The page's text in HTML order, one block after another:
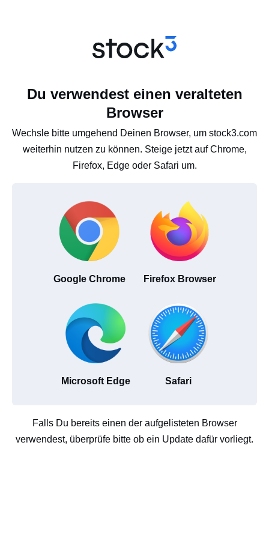
Du verwendest einen veralteten
Browser
Wechsle bitte umgehend Deinen Browser, um stock3.com
weiterhin nutzen zu können. Steige jetzt auf Chrome,
Firefox, Edge oder Safari um.
Google Chrome Firefox Browser
Microsoft Edge Safari
Falls Du bereits einen der aufgelisteten Browser
verwendest, überprüfe bitte ob ein Update dafür vorliegt.